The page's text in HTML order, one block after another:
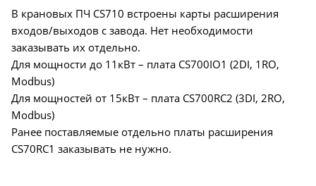
В крановых ПЧ CS710 встроены карты расширения
входов/выходов с завода. Нет необходимости
заказывать их отдельно.
Для мощности до 11кВт – плата CS700IO1 (2DI, 1RO,
Modbus)
Для мощностей от 15кВт – плата CS700RC2 (3DI, 2RO,
Modbus)
Ранее поставляемые отдельно платы расширения
CS70RC1 заказывать не нужно.